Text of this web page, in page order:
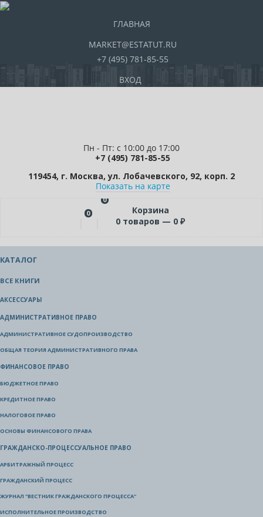
ГЛАВНАЯ
MARKET@ESTATUT.RU
+7 (495) 781-85-55
ВХОД
Пн - Пт: с 10:00 до 17:00
+7 (495) 781-85-55
119454, г. Москва, ул. Лобачевского, 92, корп. 2
Показать на карте
0
0
Корзина
0 товаров — 0 ₽
КАТАЛОГ
ВСЕ КНИГИ
АКСЕССУАРЫ
АДМИНИСТРАТИВНОЕ ПРАВО
АДМИНИСТРАТИВНОЕ СУДОПРОИЗВОДСТВО
ОБЩАЯ ТЕОРИЯ АДМИНИСТРАТИВНОГО ПРАВА
ФИНАНСОВОЕ ПРАВО
БЮДЖЕТНОЕ ПРАВО
КРЕДИТНОЕ ПРАВО
НАЛОГОВОЕ ПРАВО
ОСНОВЫ ФИНАНСОВОГО ПРАВА
ГРАЖДАНСКО-ПРОЦЕССУАЛЬНОЕ ПРАВО
АРБИТРАЖНЫЙ ПРОЦЕСС
ГРАЖДАНСКИЙ ПРОЦЕСС
ЖУРНАЛ "ВЕСТНИК ГРАЖДАНСКОГО ПРОЦЕССА"
ИСПОЛНИТЕЛЬНОЕ ПРОИЗВОДСТВО